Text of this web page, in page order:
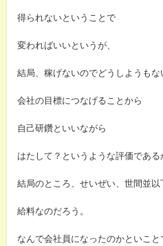
得られないということで
変わればいいというが、
結局、稼げないのでどうしようもな
会社の目標につなげることから
自己研鑽といいながら
はたして？というような評価である
結局のところ、せいぜい、世間並以
給料なのだろう。
なんで会社員になったのかといこと